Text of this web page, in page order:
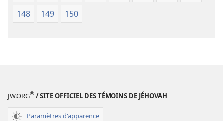
148
149 150
JW.ORG® / SITE OFFICIEL DES TÉMOINS DE JÉHOVAH
Paramètres d'apparence